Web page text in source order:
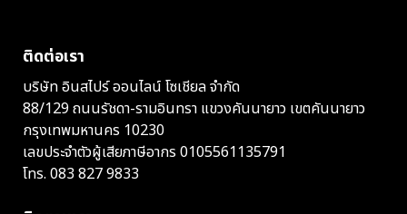
ติดต่อเรา
บริษัท อินสไปร์ ออนไลน์ โซเชียล จำกัด
88/129 ถนนรัชดา-รามอินทรา แขวงคันนายาว เขตคันนายาว
กรุงเทพมหานคร 10230
เลขประจำตัวผู้เสียภาษีอากร 0105561135791
โทร. 083 827 9833